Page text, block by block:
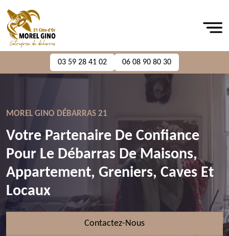
03 59 28 41 02 06 08 90 80 30
MOREL GINO DÉBARRAS 21
Votre Partenaire De Confiance
Pour Le Débarras De Maisons,
Appartement, Greniers, Caves Et
Locaux
Contactez-Nous